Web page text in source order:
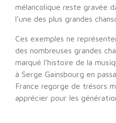
mélancolique reste gravée
l’une des plus grandes
Ces exemples ne
des nombreuses grandes
marqué l’histoire de la
à Serge Gainsbourg en
France regorge de trésors
apprécier pour les